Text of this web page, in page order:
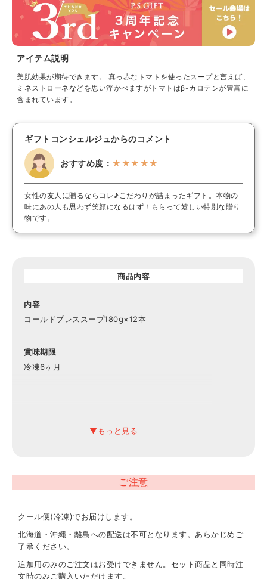
アイテム説明
美肌効果が期待できます。 真っ赤なトマトを使ったスープと言えば、
ミネストローネなどを思い浮かべますがトマトはβ-カロテンが豊富に
含まれています。
ギフトコンシェルジュからのコメント
おすすめ度： ★★★★★
女性の友人に贈るならコレ♪こだわりが詰まったギフト。本物の
味にあの人も思わず笑顔になるはず！もらって嬉しい特別な贈り
物です。
商品内容
内容
コールドプレススープ180g×12本
賞味期限
冷凍6ヶ月
ご注意
クール便(冷凍)でお届けします。
北海道・沖縄・離島への配送は不可となります。あらかじめご
了承ください。
追加用のみのご注文はお受けできません。セット商品と同時注
文時のみご購入いただけます。